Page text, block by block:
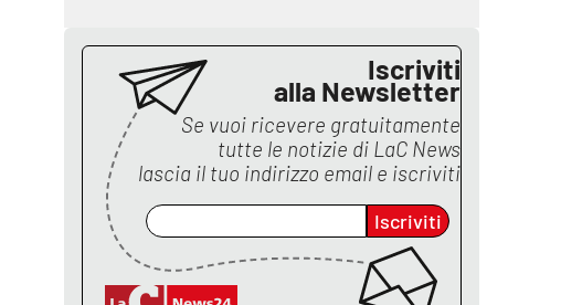
Iscriviti
alla Newsletter
Se vuoi ricevere gratuitamente
tutte le notizie di LaC News
lascia il tuo indirizzo email e iscriviti
Iscriviti